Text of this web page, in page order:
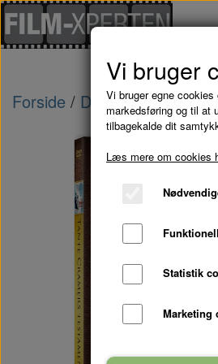
Forside Danske Film
Vi bruger
Vi bruger egne
markedsføring og til at
tilbagekalde dit
Læs mere om cookies
Statistik
Marketing